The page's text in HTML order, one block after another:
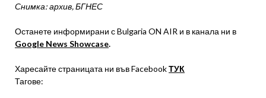
Снимка: архив, БГНЕС
Останете информирани с Bulgaria ON AIR и в канала ни в
Google News Showcase.
Харесайте страницата ни във FacebookТУК
Тагове: